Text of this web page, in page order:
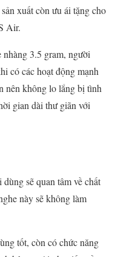
xuất còn ưu ái tặng cho
Air.
3.5 gram, người
có các hoạt động mạnh
nên không lo lắng bị tình
gian dài thư giãn với
sẽ quan tâm về chất
này sẽ không làm
tốt, còn có chức năng